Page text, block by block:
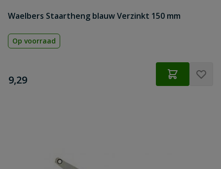
Waelbers Staartheng blauw Verzinkt 150 mm
Op voorraad
€
9,29